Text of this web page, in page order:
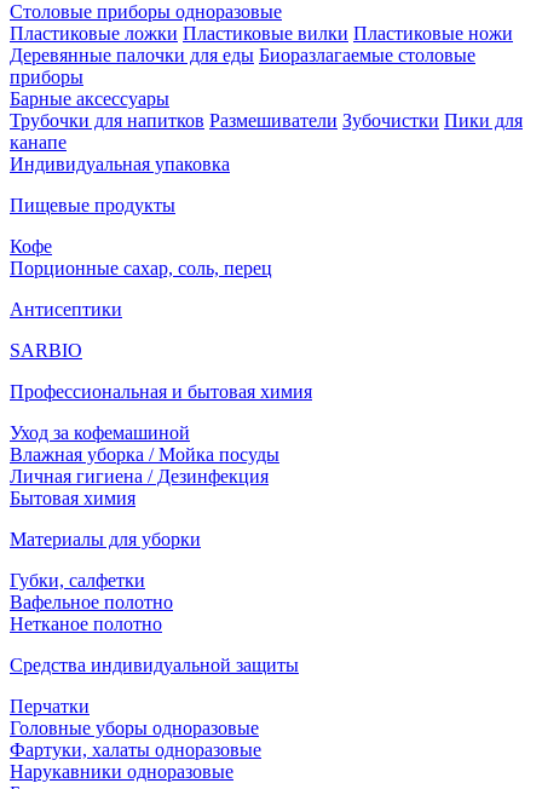
Столовые приборы одноразовые
Пластиковые ложки Пластиковые вилки Пластиковые ножи
Деревянные палочки для еды Биоразлагаемые столовые
приборы
Барные аксессуары
Трубочки для напитков Размешиватели Зубочистки Пики для
канапе
Индивидуальная упаковка
Пищевые продукты
Кофе
Порционные сахар, соль, перец
Антисептики
SARBIO
Профессиональная и бытовая химия
Уход за кофемашиной
Влажная уборка / Мойка посуды
Личная гигиена / Дезинфекция
Бытовая химия
Материалы для уборки
Губки, салфетки
Вафельное полотно
Нетканое полотно
Средства индивидуальной защиты
Перчатки
Головные уборы одноразовые
Фартуки, халаты одноразовые
Нарукавники одноразовые